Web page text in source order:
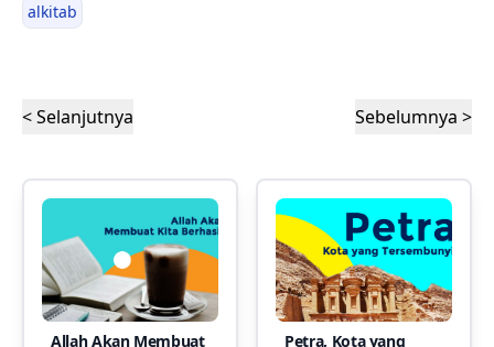
alkitab
< Selanjutnya Sebelumnya >
Allah Akan Membuat
Petra, Kota yang